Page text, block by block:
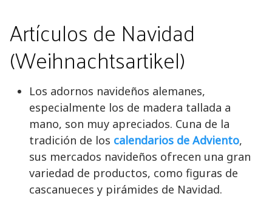
Artículos de Navidad
(Weihnachtsartikel)
Los adornos navideños alemanes,
especialmente los de madera tallada a
mano, son muy apreciados. Cuna de la
tradición de los calendarios de Adviento,
sus mercados navideños ofrecen una gran
variedad de productos, como figuras de
cascanueces y pirámides de Navidad.